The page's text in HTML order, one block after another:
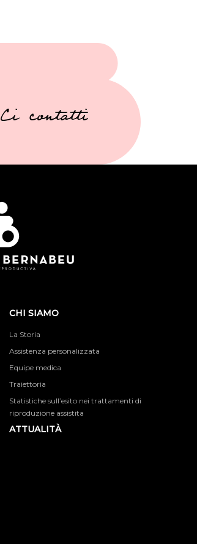
Ci contatti
CHI SIAMO
La Storia
Assistenza personalizzata
Equipe medica
Traiettoria
Statistiche sull’esito nei trattamenti di
riproduzione assistita
ATTUALITÀ